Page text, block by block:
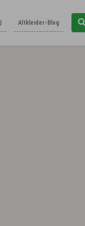
Altkleider-Blog